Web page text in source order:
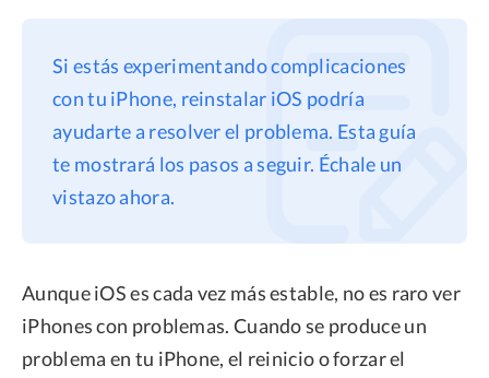
Asistencia
Términos
Politica de Reembolso
Si estás experimentando complicaciones
con tu iPhone, reinstalar iOS podría
ayudarte a resolver el problema. Esta guía
te mostrará los pasos a seguir. Échale un
vistazo ahora.
Aunque iOS es cada vez más estable, no es raro ver
iPhones con problemas. Cuando se produce un
problema en tu iPhone, el reinicio o forzar el